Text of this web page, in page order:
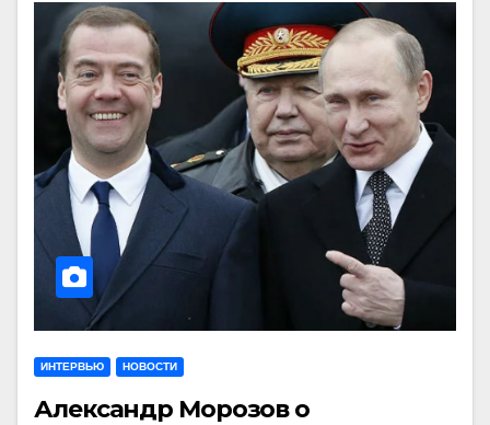
ИНТЕРВЬЮ НОВОСТИ
Александр Морозов о